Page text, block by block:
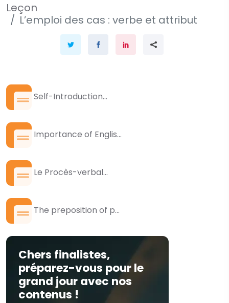
Leçon
L’emploi des cas : verbe et attribut
Self-Introduction...
Importance of Englis...
Le Procès-verbal...
The preposition of p...
Chers finalistes,
préparez-vous pour le
grand jour avec nos
contenus !